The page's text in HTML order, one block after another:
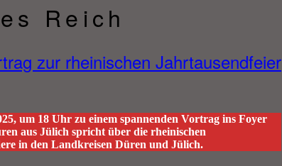
Reich
zur rheinischen Jahrtausendfeier
um 18 Uhr zu einem spannenden Vortrag ins Foyer
aus Jülich spricht über die rheinischen
in den Landkreisen Düren und Jülich.